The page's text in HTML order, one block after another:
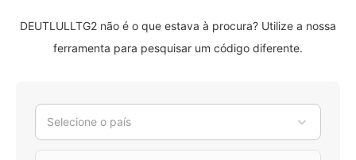
DEUTLULLTG2 não é o que estava à procura? Utilize a nossa
ferramenta para pesquisar um código diferente.
Selecione o país